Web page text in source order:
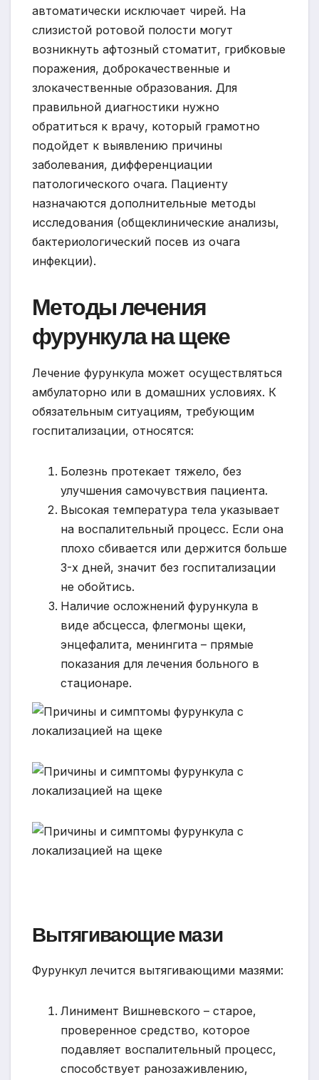
автоматически исключает чирей. На
слизистой ротовой полости могут
возникнуть афтозный стоматит, грибковые
поражения, доброкачественные и
злокачественные образования. Для
правильной диагностики нужно
обратиться к врачу, который грамотно
подойдет к выявлению причины
заболевания, дифференциации
патологического очага. Пациенту
назначаются дополнительные методы
исследования (общеклинические анализы,
бактериологический посев из очага
инфекции).
Методы лечения
фурункула на щеке
Лечение фурункула может осуществляться
амбулаторно или в домашних условиях. К
обязательным ситуациям, требующим
госпитализации, относятся:
Болезнь протекает тяжело, без
улучшения самочувствия пациента.
Высокая температура тела указывает
на воспалительный процесс. Если она
плохо сбивается или держится больше
3-х дней, значит без госпитализации
не обойтись.
Наличие осложнений фурункула в
виде абсцесса, флегмоны щеки,
энцефалита, менингита – прямые
показания для лечения больного в
стационаре.
Вытягивающие мази
Фурункул лечится вытягивающими мазями:
Линимент Вишневского – старое,
проверенное средство, которое
подавляет воспалительный процесс,
способствует ранозаживлению,